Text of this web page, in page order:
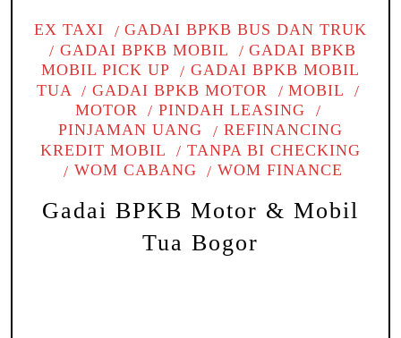
EX TAXI
GADAI BPKB BUS DAN TRUK
GADAI BPKB MOBIL
GADAI BPKB
MOBIL PICK UP
GADAI BPKB MOBIL
TUA
GADAI BPKB MOTOR
MOBIL
MOTOR
PINDAH LEASING
PINJAMAN UANG
REFINANCING
KREDIT MOBIL
TANPA BI CHECKING
WOM CABANG
WOM FINANCE
Gadai BPKB Motor & Mobil
Tua Bogor